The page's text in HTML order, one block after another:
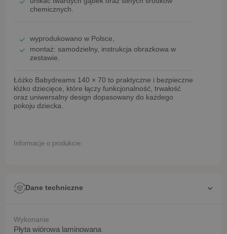
chemicznych
wyprodukowano w Polsce
montaż: samodzielny, instrukcja obrazkowa w
zestawie.
Łóżko Babydreams 140 × 70 to praktyczne i bezpieczne
łóżko dziecięce, które łączy funkcjonalność, trwałość
oraz uniwersalny design dopasowany do każdego
pokoju dziecka.
Informacje o produkcie:
Dane techniczne
Wykonanie
Płyta wiórowa laminowana